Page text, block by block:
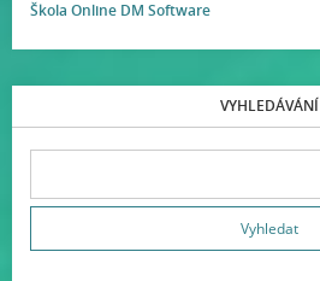
Škola Online DM Software
VYHLEDÁVÁNÍ